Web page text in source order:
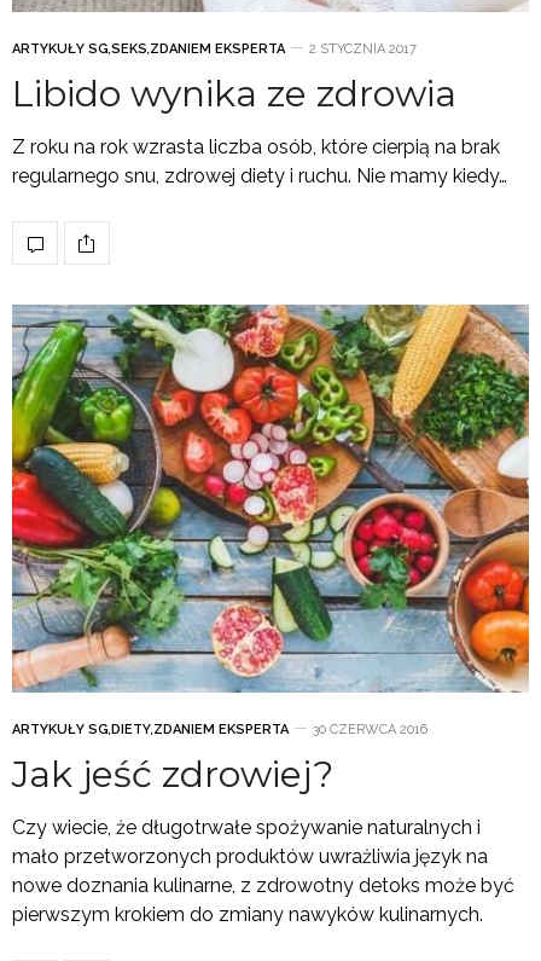
ARTYKUŁY SG,SEKS,ZDANIEM EKSPERTA 2 STYCZNIA 2017
Libido wynika ze zdrowia
Z roku na rok wzrasta liczba osób, które cierpią na brak
regularnego snu, zdrowej diety i ruchu. Nie mamy kiedy…
ARTYKUŁY SG,DIETY,ZDANIEM EKSPERTA 30 CZERWCA 2016
Jak jeść zdrowiej?
Czy wiecie, że długotrwałe spożywanie naturalnych i
mało przetworzonych produktów uwrażliwia język na
nowe doznania kulinarne, z zdrowotny detoks może być
pierwszym krokiem do zmiany nawyków kulinarnych.